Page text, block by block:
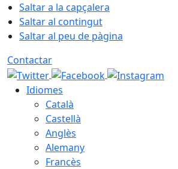
Saltar a la capçalera
Saltar al contingut
Saltar al peu de pàgina
Contactar
Idiomes
Català
Castellà
Anglès
Alemany
Francès